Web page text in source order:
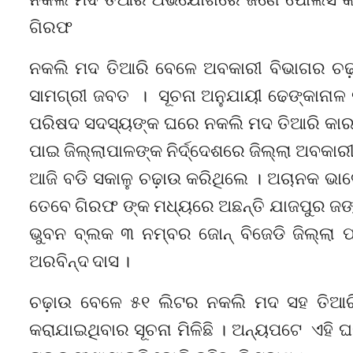
ଗିରଫ
ନକଲି ମଦ ତିଆରି ବେଳେ ଅବକାରୀ ବିଭାଗର
ସାମଗ୍ରୀ ଜବତ । ସୂଚନା ଅନୁଯାୟୀ
ପରିଷଦ ସଦସ୍ୟଙ୍କ ଘରେ ନକଲି ମଦ ତିଆରି
ପାଇ ଜିଲ୍ଲାପାଳଙ୍କ ନିର୍ଦ୍ଦେଶରେ ଜିଲ୍ଲା
ଆଜି ବଡି ସକାଳୁ ଚଢ଼ାଉ କରିଥିଲେ । ଅଚାନକ
ତେବେ ଗିରଫ ଙ୍କ ମଧ୍ୟରେ ଅଛନ୍ତି ଯାଜପୁର
ଭୁବନ ବ୍ଲକ ୩ ନମ୍ବର ଜୋନ୍ ବିଜେଡି ଜିଲ୍ଲା
ଅରବିନ୍ଦ ଦାସ ।
ଚଢ଼ାଉ ବେଳେ ୫୧ ଲିଟର ନକଲି ମଦ ସହ
କରାଯାଇଥିବାର ସୂଚନା ମିଳିଛି । ଅନ୍ୟପଟେ ଏହି